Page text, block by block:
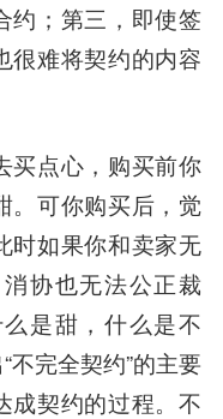
约；第三，即使签
很难将契约的内容
点心，购买前你
。可你购买后，觉
时如果你和卖家无
协也无法公正裁
是甜，什么是不
不完全契约”的主要
成契约的过程。不